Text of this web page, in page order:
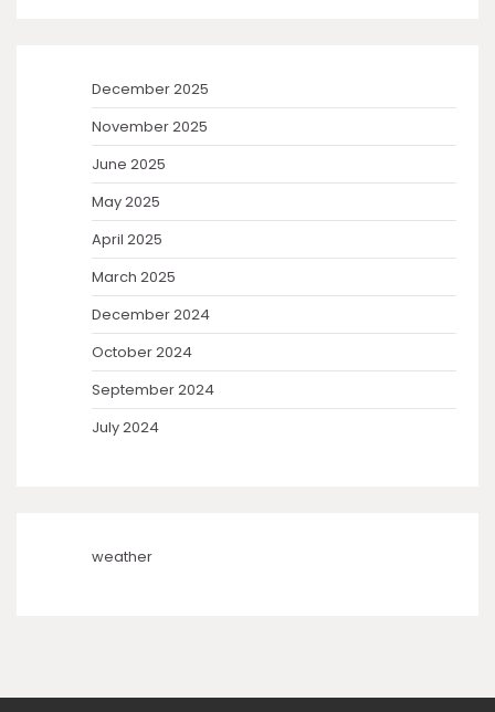
December 2025
November 2025
June 2025
May 2025
April 2025
March 2025
December 2024
October 2024
September 2024
July 2024
weather